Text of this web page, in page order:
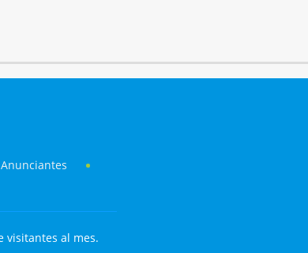
Anunciantes
visitantes al mes.